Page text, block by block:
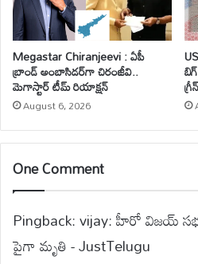
Megastar Chiranjeevi : ఏపీ
బ్రాండ్ అంబాసిడర్‌గా చిరంజీవి..
మెగాస్టార్ టీమ్ రియాక్షన్
August 6, 2026
One Comment
Pingback:vijay: హీరో విజయ్
పైగా మృతి - JustTelugu